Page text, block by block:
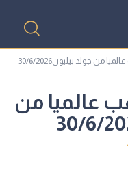
من جولد بيليون30/6/2026
عالميا من